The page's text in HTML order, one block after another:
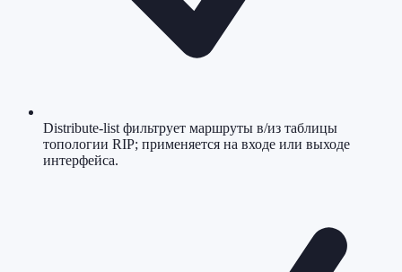
Distribute-list фильтрует маршруты в/из таблицы
топологии RIP; применяется на входе или выходе
интерфейса.